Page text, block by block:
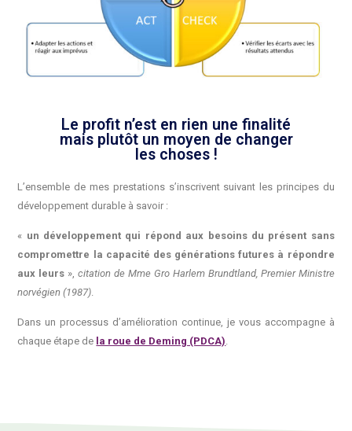
Le profit n’est en rien une finalité
mais plutôt un moyen de changer
les choses !
L’ensemble de mes prestations s’inscrivent suivant les principes du
développement durable à savoir :
« un développement qui répond aux besoins du présent sans
compromettre la capacité des générations futures à répondre
aux leurs »,citation de Mme Gro Harlem Brundtland, Premier Ministre
norvégien (1987)
Dans un processus d’amélioration continue, je vous accompagne à
chaque étape de la roue de Deming (PDCA).